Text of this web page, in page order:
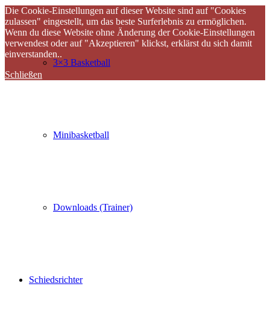
3×3 Basketball
Minibasketball
Downloads (Trainer)
Schiedsrichter
Die Cookie-Einstellungen auf dieser Website sind auf "Cookies
zulassen" eingestellt, um das beste Surferlebnis zu ermöglichen.
Wenn du diese Website ohne Änderung der Cookie-Einstellungen
verwendest oder auf "Akzeptieren" klickst, erklärst du sich damit
einverstanden..
Schließen